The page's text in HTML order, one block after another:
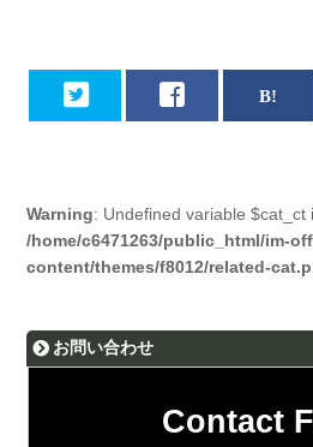
Warning: Undefined variable $cat_ct
/home/c6471263/public_html/im-
content/themes/f8012/related-
お問い合わせ
Contact